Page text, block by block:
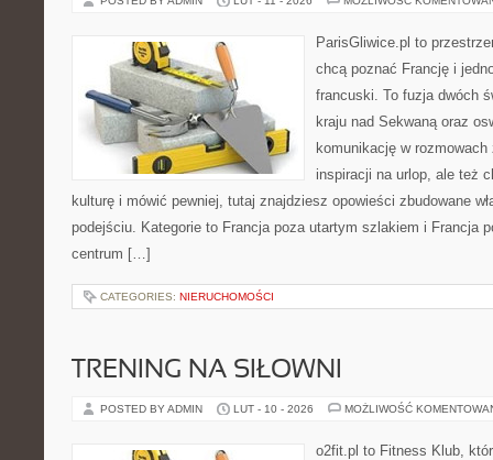
ParisGliwice.pl to
chcą poznać Francję i
francuski. To fuzja dwóch
kraju nad Sekwaną oraz
komunikację w
inspiracji na urlop, ale też
kulturę i mówić pewniej, tutaj znajdziesz opowieści zbudowane
podejściu. Kategorie to Francja poza utartym szlakiem i Francja
centrum […]
CATEGORIES: NIERUCHOMOŚCI
TRENING NA SIŁOWNI
POSTED BY ADMIN LUT - 10 - 2026 MOŻLIWOŚĆ
o2fit.pl to Fitness Klub,